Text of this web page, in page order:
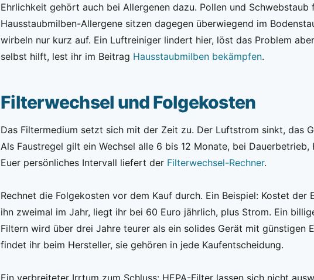
Ehrlichkeit gehört auch bei Allergenen dazu. Pollen und
Hausstaubmilben-Allergene sitzen dagegen überwiegend im
wirbeln nur kurz auf. Ein Luftreiniger lindert hier, löst das Problem
selbst hilft, lest ihr im Beitrag Hausstaubmilben bekämpfen.
Filterwechsel und Folgekosten
Das Filtermedium setzt sich mit der Zeit zu. Der Luftstrom sinkt, das
Als Faustregel gilt ein Wechsel alle 6 bis 12 Monate, bei Dauerbetrieb,
Euer persönliches Intervall liefert der Filterwechsel-Rechner.
Rechnet die Folgekosten vor dem Kauf durch. Ein Beispiel: Kostet
ihn zweimal im Jahr, liegt ihr bei 60 Euro jährlich, plus Strom. Ein
Filtern wird über drei Jahre teurer als ein solides Gerät mit günstigen
findet ihr beim Hersteller, sie gehören in jede Kaufentscheidung.
Ein verbreiteter Irrtum zum Schluss: HEPA-Filter lassen sich nicht